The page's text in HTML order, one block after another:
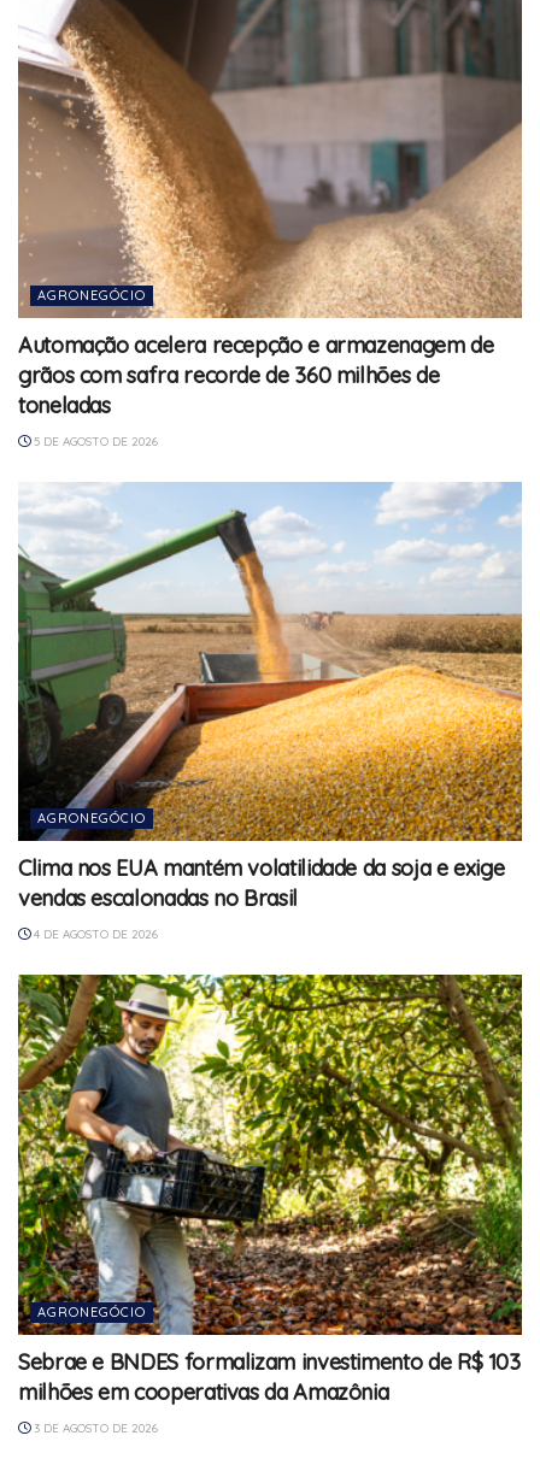
AGRONEGÓCIO
Automação acelera recepção e armazenagem de
grãos com safra recorde de 360 milhões de
toneladas
5 DE AGOSTO DE 2026
AGRONEGÓCIO
Clima nos EUA mantém volatilidade da soja e exige
vendas escalonadas no Brasil
4 DE AGOSTO DE 2026
AGRONEGÓCIO
Sebrae e BNDES formalizam investimento de R$ 103
milhões em cooperativas da Amazônia
3 DE AGOSTO DE 2026